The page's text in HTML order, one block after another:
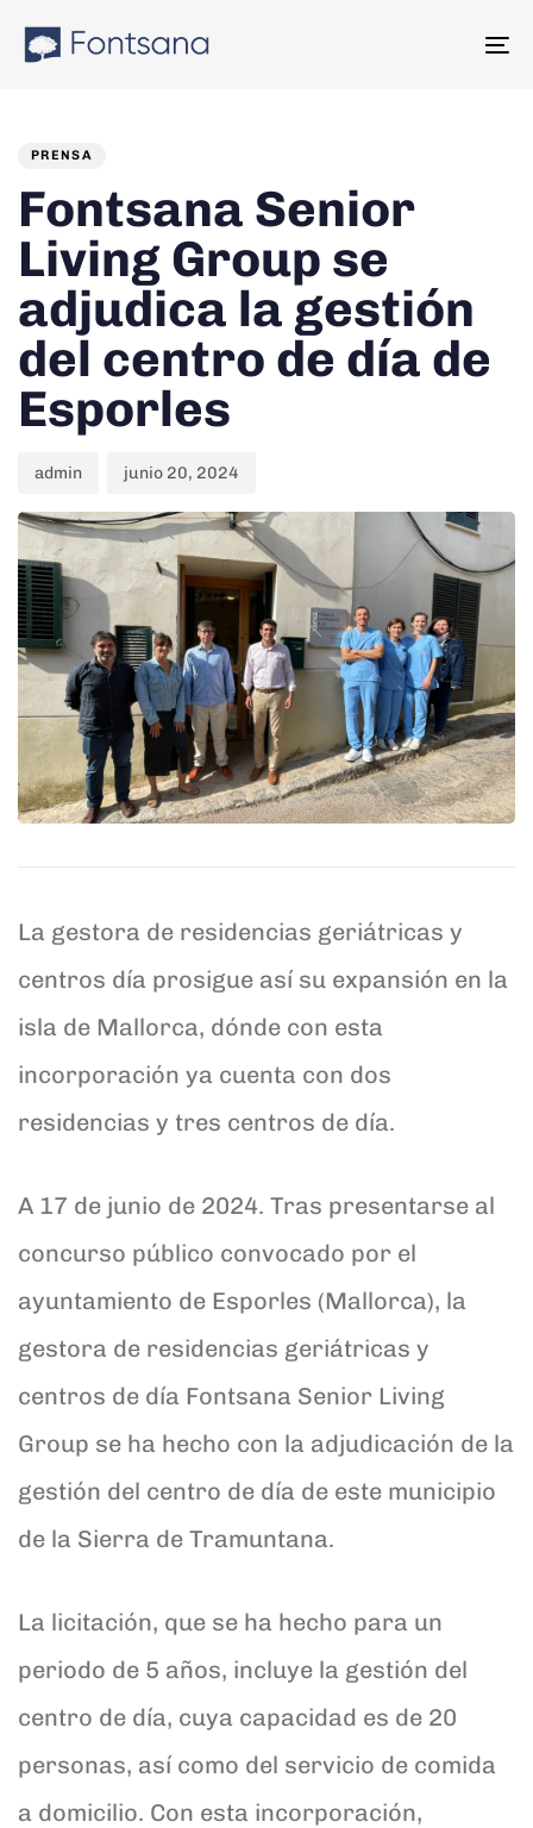
links
PRENSA
Fontsana Senior
Living Group se
adjudica la gestión
del centro de día de
Esporles
admin junio 20, 2024
La gestora de residencias geriátricas y
centros día prosigue así su expansión en la
isla de Mallorca, dónde con esta
incorporación ya cuenta con dos
residencias y tres centros de día.
A 17 de junio de 2024. Tras presentarse al
concurso público convocado por el
ayuntamiento de Esporles (Mallorca), la
gestora de residencias geriátricas y
centros de día Fontsana Senior Living
Group se ha hecho con la adjudicación de la
gestión del centro de día de este municipio
de la Sierra de Tramuntana.
La licitación, que se ha hecho para un
periodo de 5 años, incluye la gestión del
centro de día, cuya capacidad es de 20
personas, así como del servicio de comida
a domicilio. Con esta incorporación,